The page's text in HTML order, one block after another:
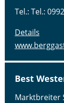
Tel.: Tel.:
Details
Best
Marktbreiter